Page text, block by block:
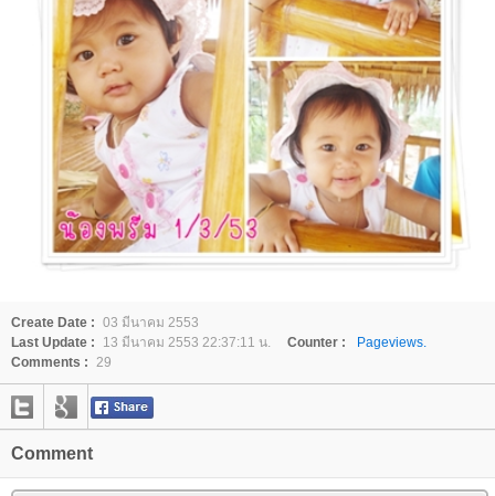
Create Date : 03 มีนาคม 2553
Last Update :
13 มีนาคม 2553 22:37:11 น. Counter :
Pageviews.
Comments : 29
Comment